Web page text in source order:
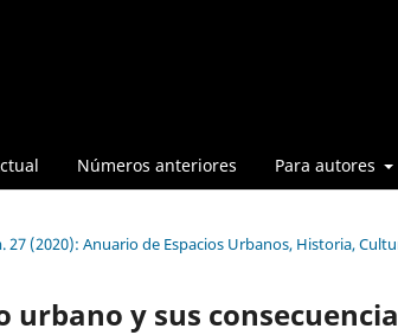
Números anteriores Para autores
27 (2020): Anuario de Espacios Urbanos, Historia,
urbano y sus